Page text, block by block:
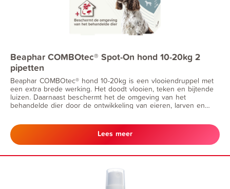
Beaphar COMBOtec® Spot-On hond 10-20kg 2
pipetten
Beaphar COMBOtec® hond 10-20kg is een vlooiendruppel met
een extra brede werking. Het doodt vlooien, teken en bijtende
luizen. Daarnaast beschermt het de omgeving van het
behandelde dier door de ontwikkeling van eieren, larven en
Lees meer